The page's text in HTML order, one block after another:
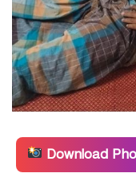
Download